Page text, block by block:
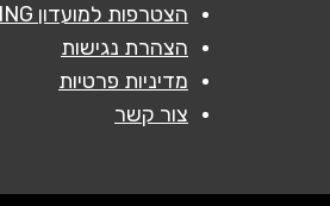
הצטרפות למועדון LIVING
הצהרת נגישות
מדיניות פרטיות
צור קשר